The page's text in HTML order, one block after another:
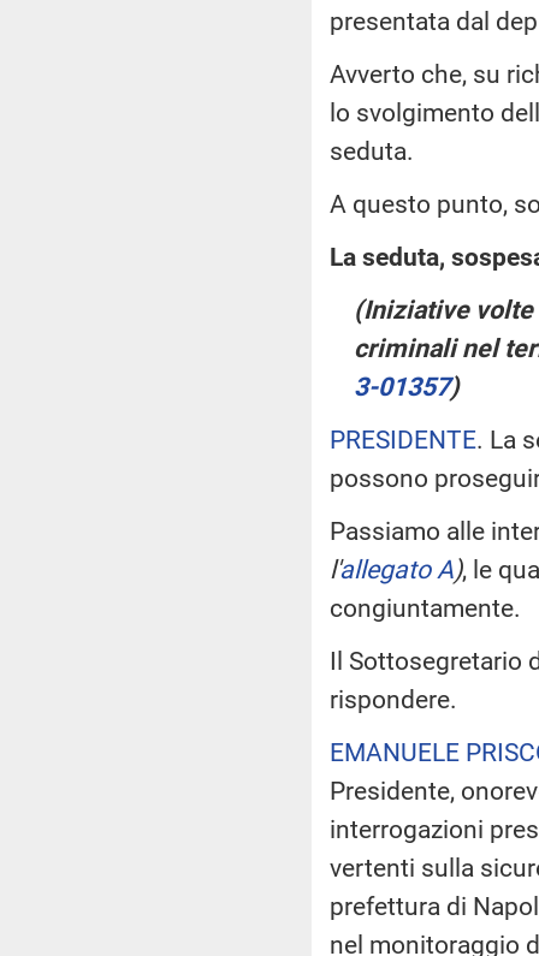
presentata dal
Avverto che, su
lo svolgimento
seduta.
A questo punto,
La seduta,
(Iniziative
criminali nel
3-01357)
PRESIDENTE. La
possono
Passiamo alle
l'allegato A), le
congiuntamente.
Il Sottosegretario
rispondere.
EMANUELE
Presidente,
interrogazioni
vertenti sulla
prefettura di
nel monitoraggio